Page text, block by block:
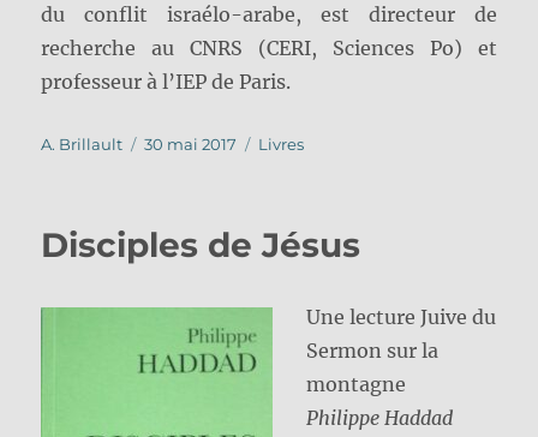
du conflit israélo-arabe, est directeur de
recherche au CNRS (CERI, Sciences Po) et
professeur à l’IEP de Paris.
Auteur
A. Brillault
Publié
30 mai 2017 Catégories
Livres
Disciples de Jésus
Une lecture Juive du
Sermon sur la
montagne
Philippe Haddad